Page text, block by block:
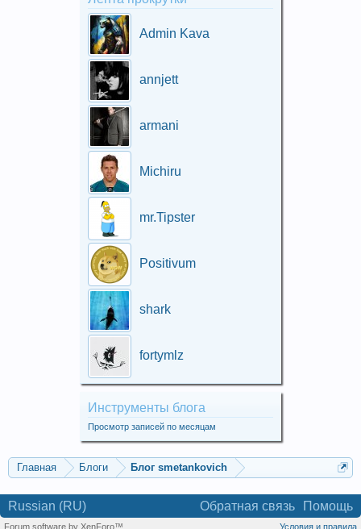
Admin Kava
annjett
armani
Michiru
mr.Tipster
Positivum
shark
fortymlz
Инструменты блога
Просмотр записей по месяцам
Главная Блоги Блог smetankovich
Russian (RU) Обратная связь Помощь
Условия и правила
Forum software by XenForo™